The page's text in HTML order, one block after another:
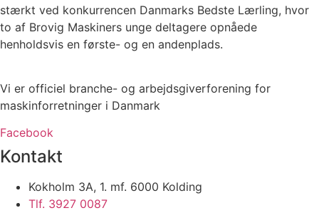
stærkt ved konkurrencen Danmarks Bedste Lærling, hvor
to af Brovig Maskiners unge deltagere opnåede
henholdsvis en første- og en andenplads.
Vi er officiel branche- og arbejdsgiverforening for
maskinforretninger i Danmark
Facebook
Kontakt
Kokholm 3A, 1. mf. 6000 Kolding
Tlf. 3927 0087